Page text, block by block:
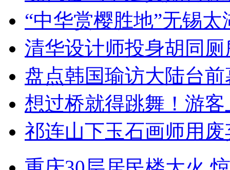
“中华赏樱胜地”无锡
清华设计师投身胡同
盘点韩国瑜访大陆台
想过桥就得跳舞！游客
祁连山下玉石画师用